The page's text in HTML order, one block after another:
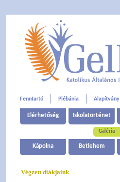
Fenntartó Plébánia Alapítvány
Elérhetőség Iskolatörténet
Galéria
Kápolna Betlehem
Végzett diákjaink